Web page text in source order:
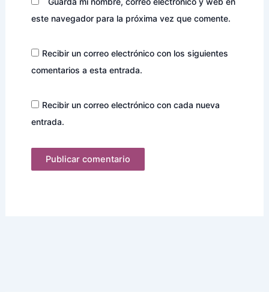
este navegador para la próxima vez que comente.
Recibir un correo electrónico con los siguientes
comentarios a esta entrada.
Recibir un correo electrónico con cada nueva
entrada.